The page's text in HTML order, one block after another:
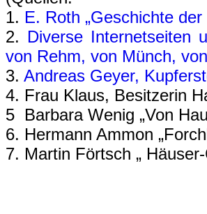
1. E. Roth „Geschichte
2. Diverse Internetseiten
von Rehm, von Münch,
3. Andreas Geyer,
4. Frau Klaus, Besitzerin
5 Barbara Wenig „Von
6. Hermann Ammon
7. Martin Förtsch „